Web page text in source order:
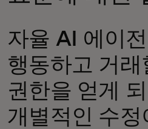
자율 AI 에이
행동하고 거래
권한을 얻게
개별적인 수정